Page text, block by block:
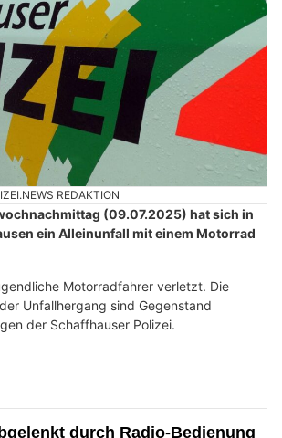
REDAKTION
(09.07.2025) hat sich in
ein Alleinunfall mit einem Motorrad
Motorradfahrer verletzt. Die
Unfallhergang sind Gegenstand
der Schaffhauser Polizei.
durch Radio-Bedienung